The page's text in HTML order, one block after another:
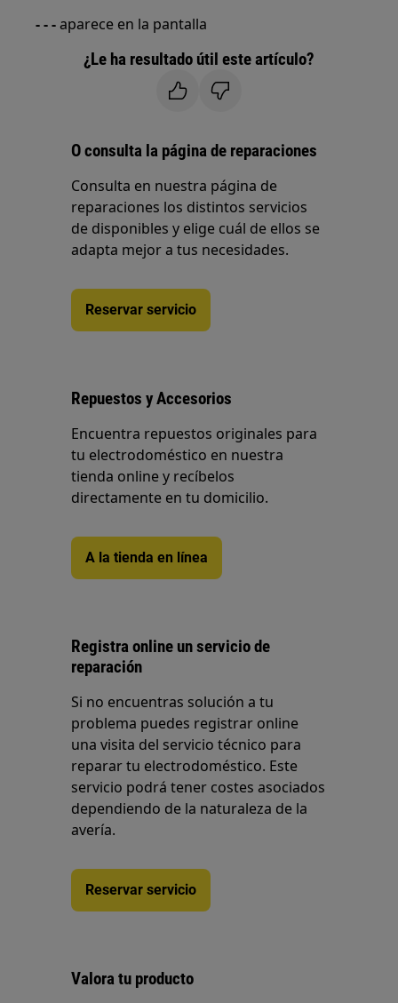
- - -aparece en la pantalla
¿Le ha resultado útil este artículo?
O consulta la página de reparaciones
Consulta en nuestra página de
reparaciones los distintos servicios
de disponibles y elige cuál de ellos se
adapta mejor a tus necesidades.
Reservar servicio
Repuestos y Accesorios
Encuentra repuestos originales para
tu electrodoméstico en nuestra
tienda online y recíbelos
directamente en tu domicilio.
A la tienda en línea
Registra online un servicio de
reparación
Si no encuentras solución a tu
problema puedes registrar online
una visita del servicio técnico para
reparar tu electrodoméstico. Este
servicio podrá tener costes asociados
dependiendo de la naturaleza de la
avería.
Reservar servicio
Valora tu producto